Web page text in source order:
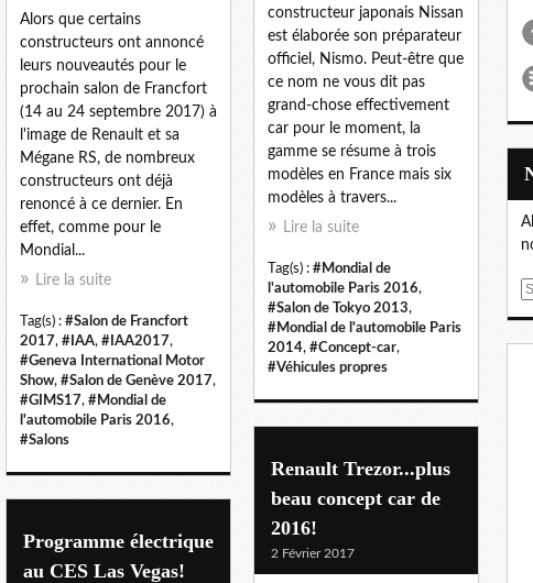
constructeur japonais Nissan
est élaborée son préparateur
officiel, Nismo. Peut-être que
ce nom ne vous dit pas
grand-chose effectivement
car pour le moment, la
gamme se résume à trois
modèles en France mais six
modèles à travers...
Lire la suite
Tag(s) : #Mondial de
l'automobile Paris 2016,
#Salon de Tokyo 2013,
#Mondial de l'automobile Paris
2014, #Concept-car,
#Véhicules propres
Alors que certains
constructeurs ont annoncé
leurs nouveautés pour le
prochain salon de Francfort
(14 au 24 septembre 2017) à
l'image de Renault et sa
Mégane RS, de nombreux
constructeurs ont déjà
renoncé à ce dernier. En
effet, comme pour le
Mondial...
Lire la suite
Tag(s) : #Salon de Francfort
2017, #IAA, #IAA2017,
#Geneva International Motor
Show, #Salon de Genève 2017,
#GIMS17, #Mondial de
l'automobile Paris 2016,
#Salons
Renault Trezor...plus
beau concept car de
2016!
2 Février 2017
Programme électrique
au CES Las Vegas!
E